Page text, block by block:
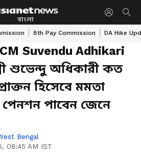
বাংলা
8th Pay Commission DA Hike
Suvendu Adhikari
শুভেন্দু অধিকারী কত
হিসেবে মমতা
পাবেন জেনে
Bengal
08:45 AM IST